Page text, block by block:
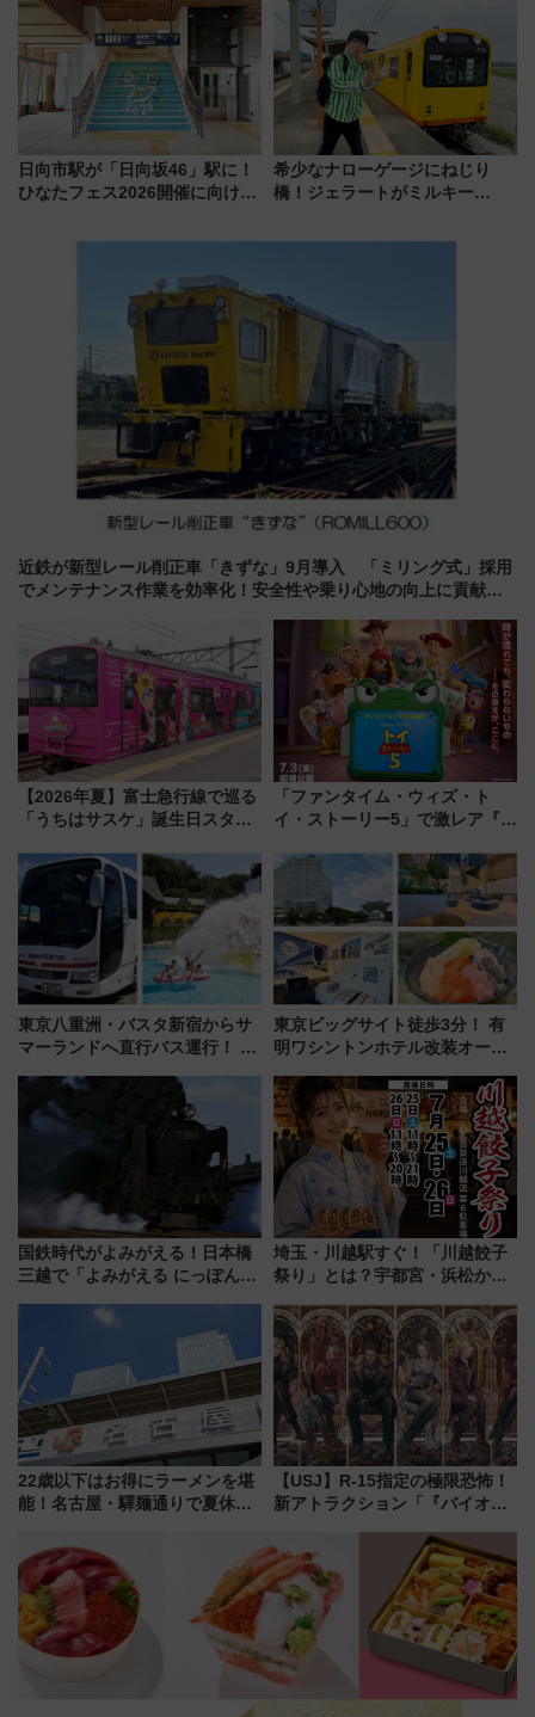
アクセス攻略法、2万発の花火が
都心の夜に！
斉藤雪乃＆福原トシヒロと行
く！9月13日「京都の鉄道満喫
ツアー」開催
日向市駅が「日向坂46」駅に！
ひなたフェス2026開催に向けJR
全力応援 夜行列車「ドリーム
希少なナローゲージにねじり
橋！ジェラートがミルキー
278回目の舞台は「三岐鉄道北
近鉄が新型レール削正車「きずな」9月導入 「ミリング式」採用
でメンテナンス作業を効率化！安全性や乗り心地の向上に貢献す
【2026年夏】富士急行線で巡る
「うちはサスケ」誕生日スタン
定グルメ＆グッズ徹底ガイド
「ファンタイム・ウィズ・ト
イ・ストーリー5」で激レア『ロ
デコレーションも徹底解説
東京八重洲・バスタ新宿からサ
マーランドへ直行バス運行！ お
推し活を楽しもう！（2026年
8/1～31）
東京ビッグサイト徒歩3分！ 有
明ワシントンホテル改装オープ
客室」や海鮮丼が人気の朝食ビ
ュッフェを現地レポ
国鉄時代がよみがえる！日本橋
三越で「よみがえる にっぽんの
敬の名作写真も、駅弁フェスも
同時開催！
埼玉・川越駅すぐ！「川越餃子
祭り」とは？宇都宮・浜松から
を食べ比べ【7月25日・26日開
催】
22歳以下はお得にラーメンを堪
能！名古屋・驛麺通りで夏休み
よりスタート
【USJ】R-15指定の極限恐怖！
新アトラクション「『バイオハ
ブ」今秋登場 ―予測不能の恐
怖に泣き叫べ―